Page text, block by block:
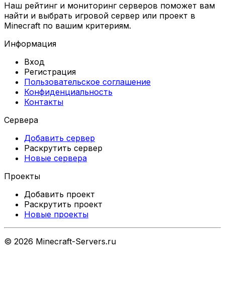
Наш рейтинг и мониторинг серверов поможет вам
найти и выбрать игровой сервер или проект в
Minecraft по вашим критериям.
Информация
Вход
Регистрация
Пользовательское соглашение
Конфиденциальность
Контакты
Сервера
Добавить сервер
Раскрутить сервер
Новые сервера
Проекты
Добавить проект
Раскрутить проект
Новые проекты
© 2026 Minecraft-Servers.ru